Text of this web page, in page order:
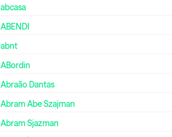
abcasa
ABENDI
abnt
ABordin
Abraão Dantas
Abram Abe Szajman
Abram Sjazman